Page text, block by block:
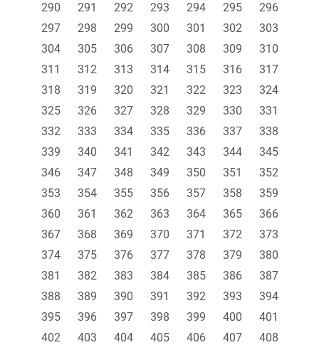
290
291 292 293 294 295
296
297
298 299 300 301 302
303
304
305 306 307 308 309
310
311
312 313 314 315 316
317
318
319 320 321 322 323
324
325
326 327 328 329 330
331
332
333 334 335 336 337
338
339
340 341 342 343 344
345
346
347 348 349 350 351
352
353
354 355 356 357 358
359
360
361 362 363 364 365
366
367
368 369 370 371 372
373
374
375 376 377 378 379
380
381
382 383 384 385 386
387
388
389 390 391 392 393
394
395
396 397 398 399 400
401
402
403 404 405 406 407
408